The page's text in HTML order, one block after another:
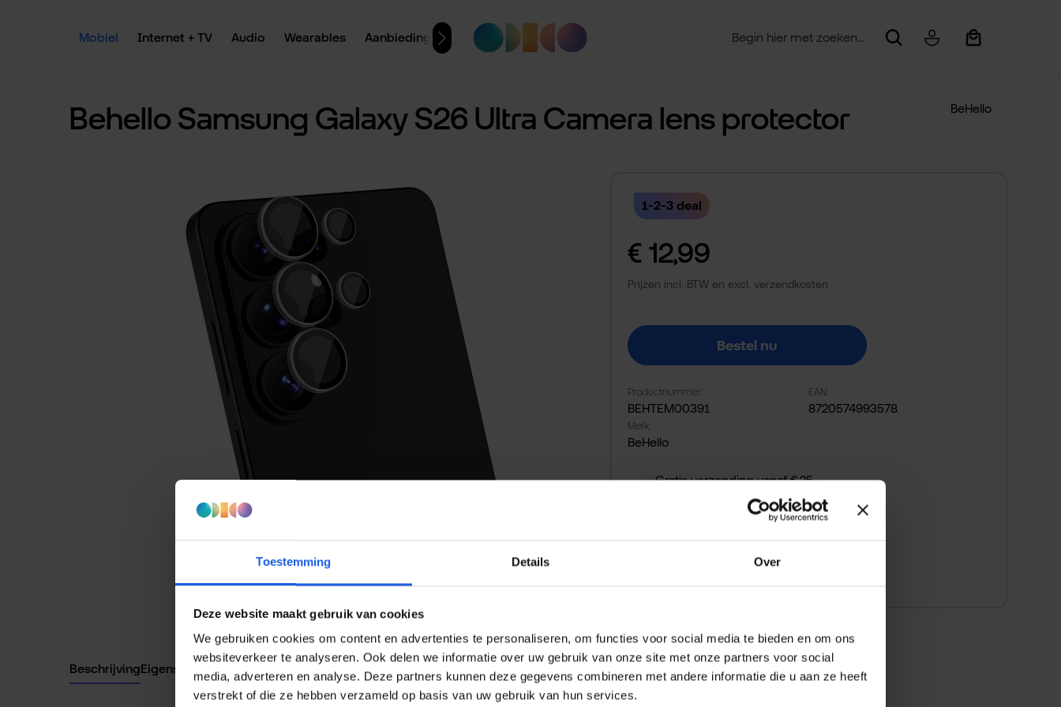
Toestemming Details Over
Deze website maakt gebruik van cookies
We gebruiken cookies om content en advertenties te personaliseren, om functies voor social media te bieden en om ons
websiteverkeer te analyseren. Ook delen we informatie over uw gebruik van onze site met onze partners voor social
media, adverteren en analyse. Deze partners kunnen deze gegevens combineren met andere informatie die u aan ze heeft
verstrekt of die ze hebben verzameld op basis van uw gebruik van hun services.
Mobiel
Internet + TV Audio Wearables Aanbiedingen
Winkelwagentje
Behello Samsung Galaxy S26 Ultra Camera lens protector BeHello
1-2-3 deal
Normale prijs:
€ 12,99
Prijzen incl. BTW en excl. verzendkosten
Bestel nu
Productnummer:
BEHTEM00391
EAN:
8720574993578
Merk:
BeHello
Gratis verzending vanaf € 25,-
14 dagen bedenktijd
Veilig en snel betalen
BeschrijvingEigenschappen